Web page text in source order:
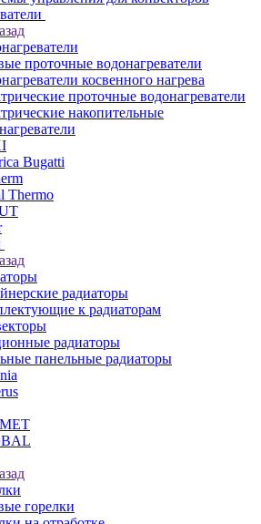
проточные водонагреватели
косвенного нагрева
проточные водонагреватели
накопительные
Bugatti
Thermo
радиаторы
к радиаторам
радиаторы
панельные радиаторы
горелки